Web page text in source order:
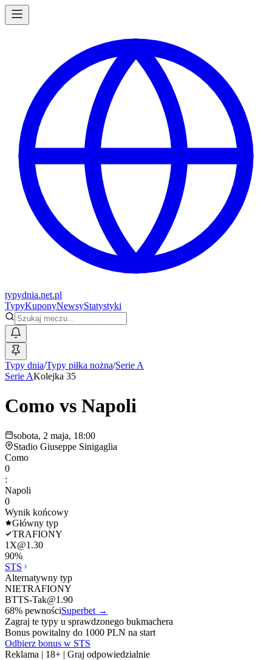
typydnia.net.pl
TypyKuponyNewsyStatystyki
Typy dnia/Typy piłka nożna/Serie A
Serie AKolejka 35
Como vs Napoli
sobota, 2 maja, 18:00
Stadio Giuseppe Sinigaglia
Como
0
:
Napoli
0
Wynik końcowy
Główny typ
TRAFIONY
1X@1.30
90%
STS
Alternatywny typ
NIETRAFIONY
BTTS-Tak@1.90
68% pewnościSuperbet →
Zagraj te typy u sprawdzonego bukmachera
Bonus powitalny do 1000 PLN na start
Odbierz bonus w STS
Reklama | 18+ | Graj odpowiedzialnie